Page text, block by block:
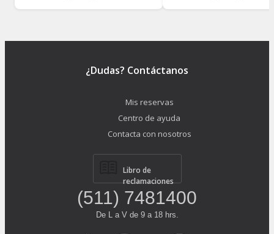
¿Dudas? Contáctanos
Mis reservas
Centro de ayuda
Contacta con nosotros
Libro de
reclamaciones
(511) 7481400
De L a V de 9 a 18 hrs.